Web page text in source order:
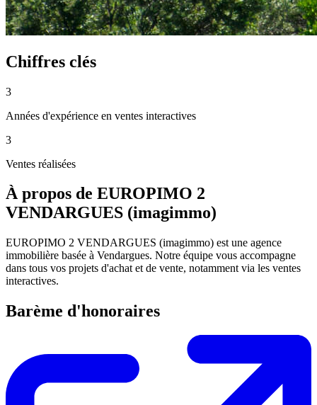
Chiffres clés
3
Années d'expérience en ventes interactives
3
Ventes réalisées
À propos de EUROPIMO 2
VENDARGUES (imagimmo)
EUROPIMO 2 VENDARGUES (imagimmo) est une agence
immobilière basée à Vendargues. Notre équipe vous accompagne
dans tous vos projets d'achat et de vente, notamment via les ventes
interactives.
Barème d'honoraires